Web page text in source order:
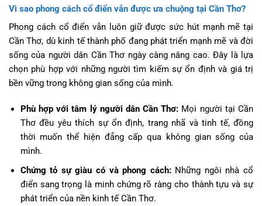
Vì sao phong cách cổ điển vẫn được ưa chuộng tại Cần Thơ?
Phong cách cổ điển vẫn luôn giữ được sức hút mạnh mẽ tại
Cần Thơ, dù kinh tế thành phố đang phát triển mạnh mẽ và đời
sống của người dân Cần Thơ ngày càng nâng cao. Đây là lựa
chọn phù hợp với những người tìm kiếm sự ổn định và giá trị
bền vững trong không gian sống của mình.
Phù hợp với tâm lý người dân Cần Thơ: Mọi người tại Cần
Thơ đều yêu thích sự ổn định, trang nhã và tinh tế, đồng
thời muốn thể hiện đẳng cấp qua không gian sống của
mình.
Chứng tỏ sự giàu có và phong cách:Những ngôi nhà cổ
điển sang trọng là minh chứng rõ ràng cho thành tựu và sự
phát triển của nền kinh tế Cần Thơ.